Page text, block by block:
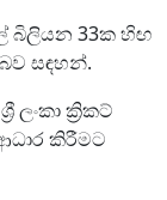
බිලියන 33ක හිඟ
සඳහන්.
ලංකා ක්‍රිකට්
කිරීමට